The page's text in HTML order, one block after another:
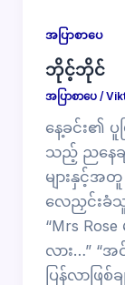
အပြာစာပေ
ဘိုင့်ဘိုင်
အပြာစာပေ/
နေ့ခင်း၏ ပူ
သည့် ညနေခ
များနှင့်အ
လေညှင်းခံသူ
“Mrs Rose
လား…” “အ
ပြန်လာဖြ